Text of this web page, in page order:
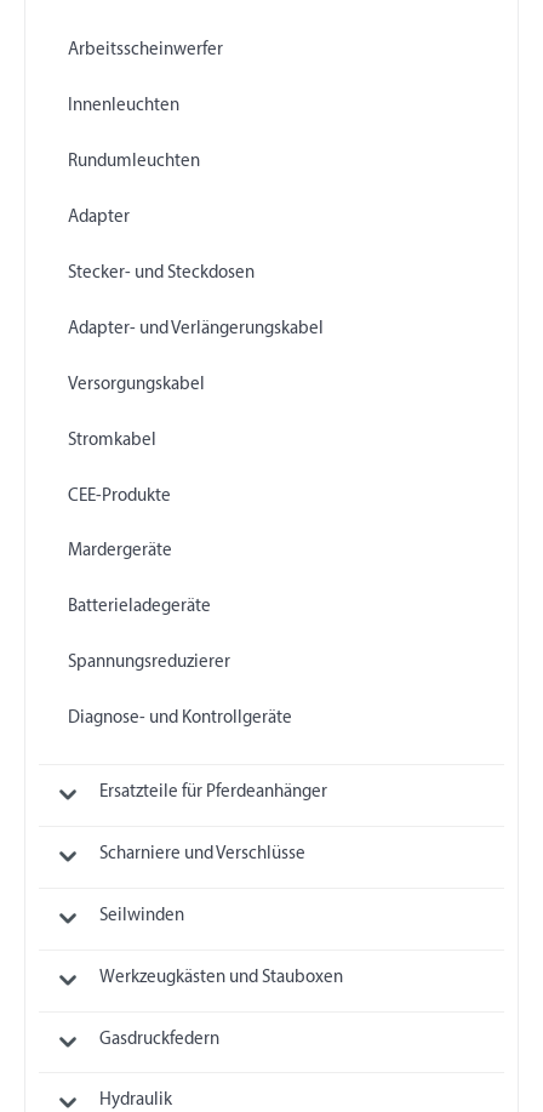
Arbeitsscheinwerfer
Innenleuchten
Rundumleuchten
Adapter
Stecker- und Steckdosen
Adapter- und Verlängerungskabel
Versorgungskabel
Stromkabel
CEE-Produkte
Mardergeräte
Batterieladegeräte
Spannungsreduzierer
Diagnose- und Kontrollgeräte
Ersatzteile für Pferdeanhänger
Scharniere und Verschlüsse
Seilwinden
Werkzeugkästen und Stauboxen
Gasdruckfedern
Hydraulik